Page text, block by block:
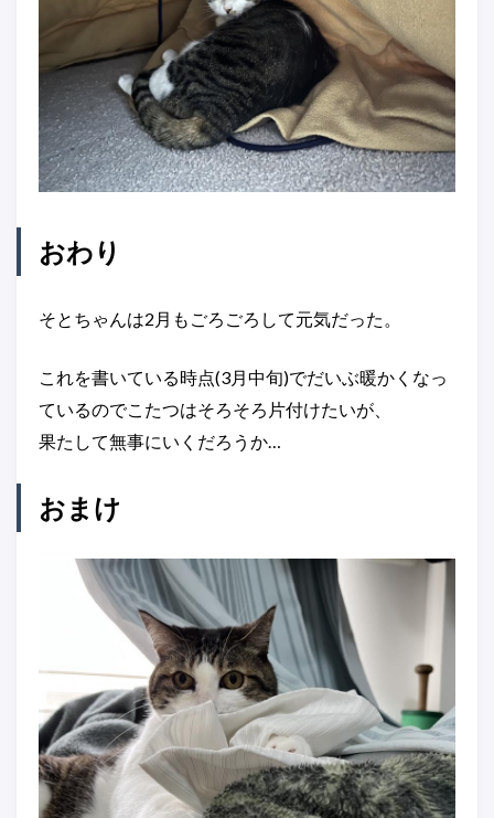
おわり
そとちゃんは2月もごろごろして元気だった。
これを書いている時点(3月中旬)でだいぶ暖かくなっ
ているのでこたつはそろそろ片付けたいが、
果たして無事にいくだろうか…
おまけ